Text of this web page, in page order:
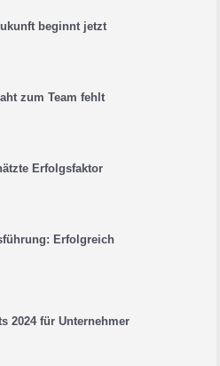
beginnt jetzt
zum Team fehlt
Erfolgsfaktor
Erfolgreich
2024 für Unternehmer